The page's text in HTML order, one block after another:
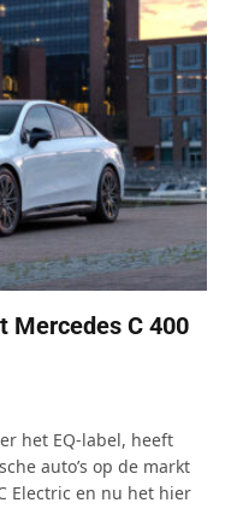
Mercedes C 400
het EQ-label, heeft
auto’s op de markt
Electric en nu het hier